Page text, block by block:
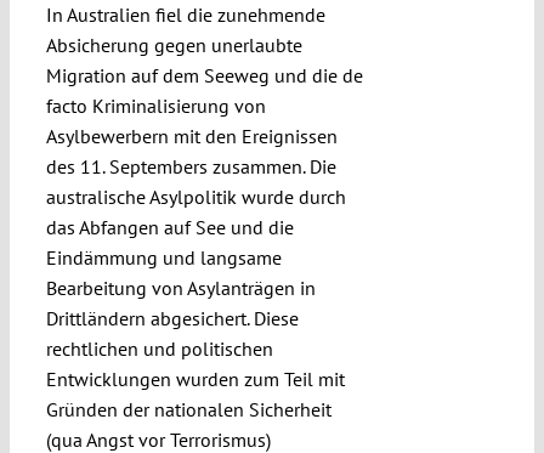
In Australien fiel die zunehmende
Absicherung gegen unerlaubte
Migration auf dem Seeweg und die de
facto Kriminalisierung von
Asylbewerbern mit den Ereignissen
des 11. Septembers zusammen. Die
australische Asylpolitik wurde durch
das Abfangen auf See und die
Eindämmung und langsame
Bearbeitung von Asylanträgen in
Drittländern abgesichert. Diese
rechtlichen und politischen
Entwicklungen wurden zum Teil mit
Gründen der nationalen Sicherheit
(qua Angst vor Terrorismus)